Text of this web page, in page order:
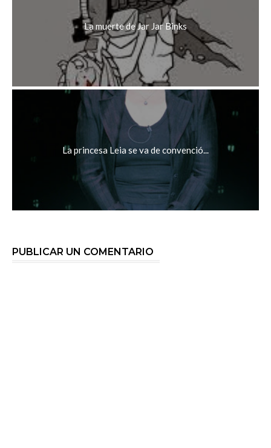
La muerte de Jar Jar Binks
La princesa Leia se va de convenció...
PUBLICAR UN COMENTARIO